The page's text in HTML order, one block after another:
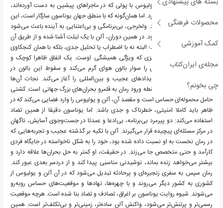
محصولات فرهنگی
کمک آموزشی
مجله‌ی ایران‌کتاب
چی بخونم؟
سالگی، همراه دوستش یولیوس با پولی که در ماجراهای پیشین به دست آورده‌اند،
زندگی آسوده و تجملی دارد. اما همان‌گونه که با منطق جهان یوناسون سازگار است، این
آرامش دوام چندانی ندارد. ولخرجی، بی‌برنامگی و بی‌اعتنایی به آینده باعث می‌شود
دارایی آنان رو به پایان برود. در همین دوران، آلن با یک تبلت آشنا شده و از طریق آن
اخبار جهان را دنبال می‌کند؛ البته نه با اضطراب یا تحلیل جدی، بلکه با همان کنجکاوی
ساده و بی‌تفاوتی طنزآمیزی که ویژگی همیشگی اوست. یک اتفاق ظاهرا کوچک و
بی‌برنامه، آلن و یولیوس را سوار بالون هوای گرم می‌کند و سقوط این بالون در
اقیانوس، زنجیره‌ای از رویدادهای عجیب و بین‌المللی را آغاز می‌کند. نجات آن‌ها
توسط یک کشتی باری، نقطه ورود رمان به قلمرو بحران‌های بزرگ جهانی است. کشتی
حامل محموله‌ای حساس است و مقصد آن، آلن و یولیوس را وارد فضایی می‌کند که در
ظاهر باید کاملا امنیتی، خطرناک و جدی باشد. اما یوناسون دقیقا از همین تضاد
استفاده می‌کند: دو پیرمرد بی‌برنامه، بی‌ادعا و عمدتا در جست‌وجوی آسایش، ناگهان
در مرکز مسئله‌ای پیچیده قرار می‌گیرند. آلن با تکیه بر گذشته عجیب و تجربه‌هایی که
در رمان نخست به او نسبت داده شده بود، خود را به شکل ناخواسته در جایگاه فردی
کارآمد و حتی متخصص جا می‌زند. در حقیقت، او کمتر به حل بحران‌ها علاقه دارد و
بیشتر می‌خواهد زنده بماند، نوشیدنی مناسبی پیدا کند و از دردسر بعدی عبور کند.
رمان سپس به سفری زنجیره‌ای و پرحادثه تبدیل می‌شود که در آن آلن و یولیوس از
کشوری به کشور دیگر می‌روند و با چهره‌ها، نهادها و موقعیت‌های حساس روبه‌رو
می‌شوند. شیوه روایت یوناسون بر اغراق، تصادف و تضاد بنا شده است. هرچه موقعیت
رسمی‌تر و پرتنش‌تر می‌شود، واکنش آلن ساده‌تر، زمینی‌تر و بی‌تکلف‌تر است. همین